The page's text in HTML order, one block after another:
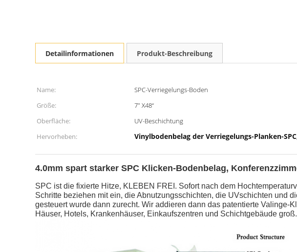
Detailinformationen Produkt-Beschreibung
Name: SPC-Verriegelungs-Boden
Größe:
7" X48“
Oberfläche:
UV-Beschichtung
Hervorheben:
Vinylbodenbelag der Verriegelungs-Planken-SPC
4.0mm spart starker SPC Klicken-Bodenbelag,
SPC ist die fixierte Hitze, KLEBEN FREI. Sofort nach dem
Schritte beziehen mit ein, die Abnutzungsschichten, die UVschichten und
gesteuert wurde dann zurecht. Wir addieren dann das patentierte
Häuser, Hotels, Krankenhäuser, Einkaufszentren und Schichtgebäude groß.